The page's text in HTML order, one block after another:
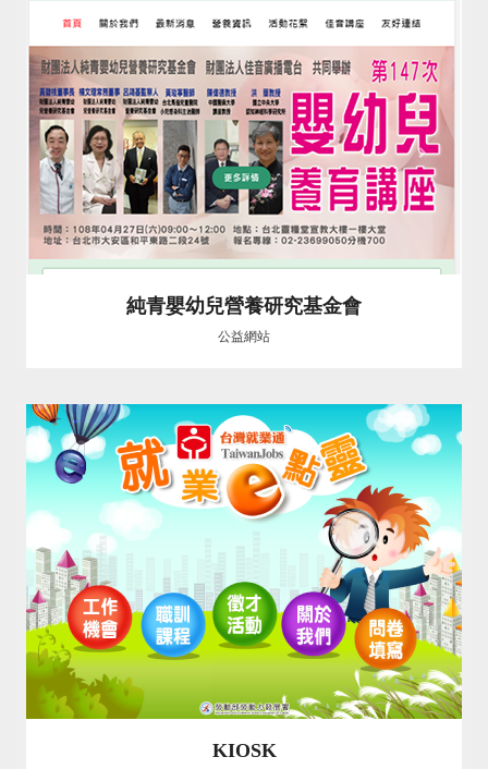
純青嬰幼兒營養研究基金會
公益網站
KIOSK